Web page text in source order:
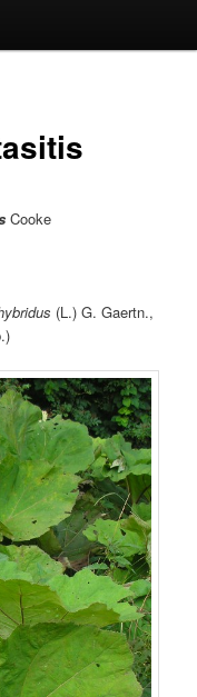
Cooke
(L.) G. Gaertn.,